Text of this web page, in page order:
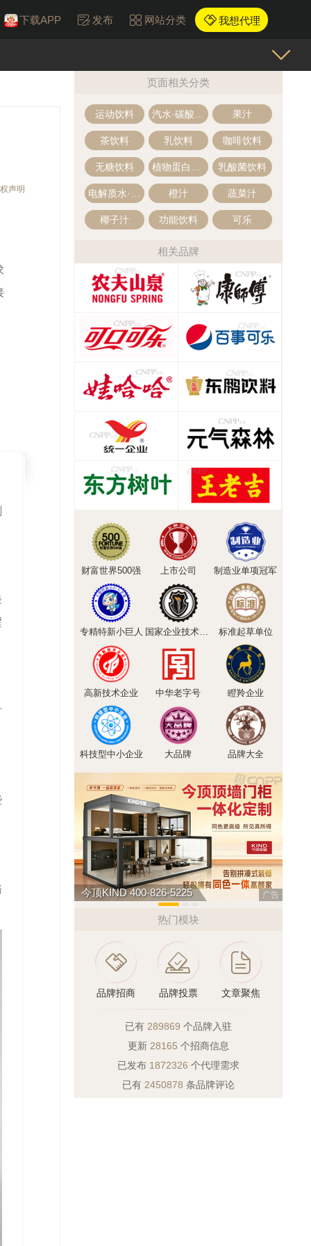
下载APP 发布 网站分类 我想代理
声明
页面相关分类
运动饮料 果汁
茶饮料 乳饮料 咖啡饮料
无糖饮料 乳酸菌饮料
橙汁 蔬菜汁
椰子汁 功能饮料 可乐
相关品牌
财富世界500强 上市公司 制造业单项冠军
专精特新小巨人 国家企业技术中心 标准起草单位
高新技术企业 中华老字号 瞪羚企业
科技型中小企业 大品牌 品牌大全
今顶KIND 400-826-5225 广告
热门模块
品牌招商 品牌投票 文章聚焦
已有 289869 个品牌入驻
更新 28165 个招商信息
已发布 1872326 个代理需求
已有 2450878 条品牌评论